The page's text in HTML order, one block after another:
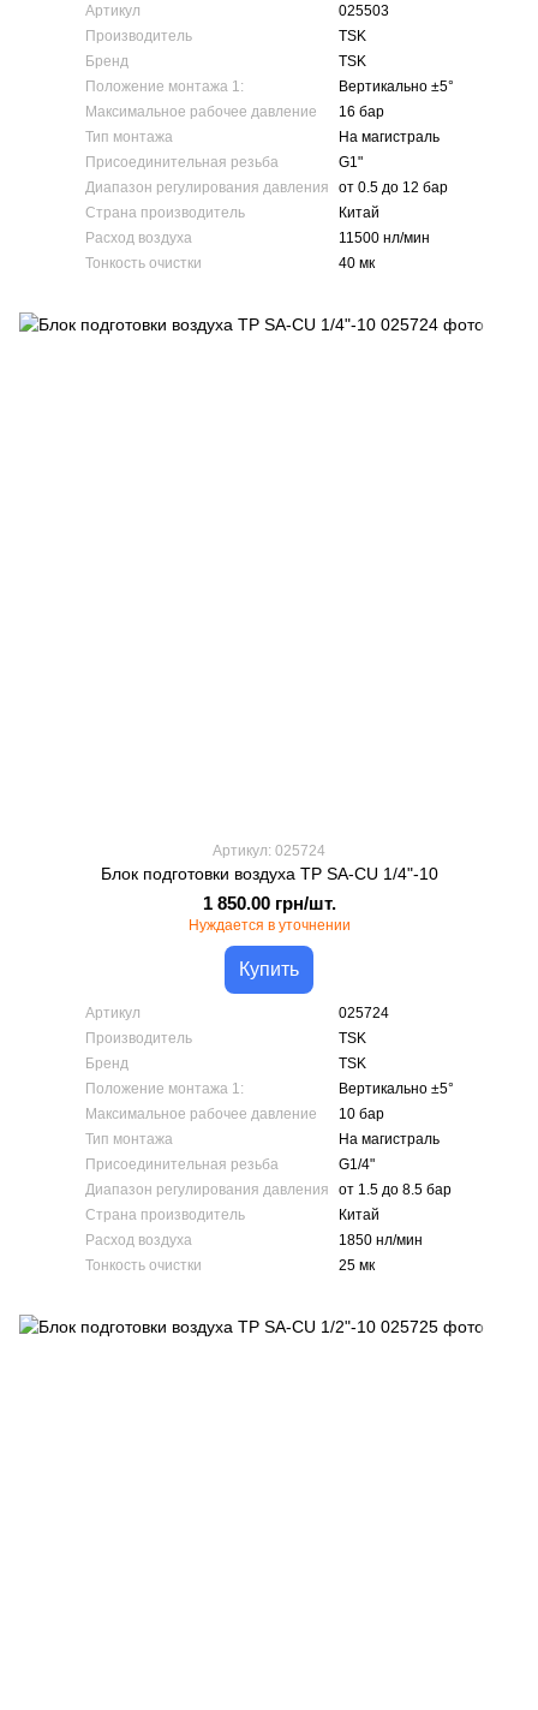
Артикул
025503
Производитель
TSK
Бренд
TSK
Положение монтажа 1:
Вертикально ±5°
Максимальное рабочее давление
16 бар
Тип монтажа
На магистраль
Присоединительная резьба
G1"
Диапазон регулирования давления
от 0.5 до 12 бар
Страна производитель
Китай
Расход воздуха
11500 нл/мин
Тонкость очистки
40 мк
Артикул: 025724
Блок подготовки воздуха TP SA-CU 1/4"-10
1 850.00 грн/шт.
Нуждается в уточнении
Купить
Артикул
025724
Производитель
TSK
Бренд
TSK
Положение монтажа 1:
Вертикально ±5°
Максимальное рабочее давление
10 бар
Тип монтажа
На магистраль
Присоединительная резьба
G1/4"
Диапазон регулирования давления
от 1.5 до 8.5 бар
Страна производитель
Китай
Расход воздуха
1850 нл/мин
Тонкость очистки
25 мк